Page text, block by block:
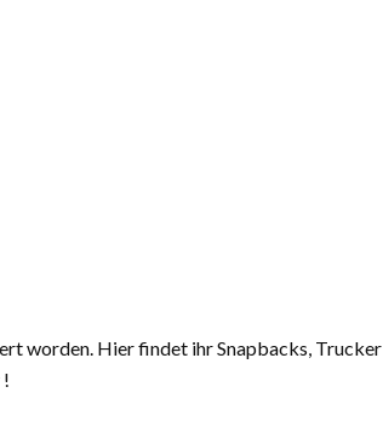
worden. Hier findet ihr Snapbacks, Trucker